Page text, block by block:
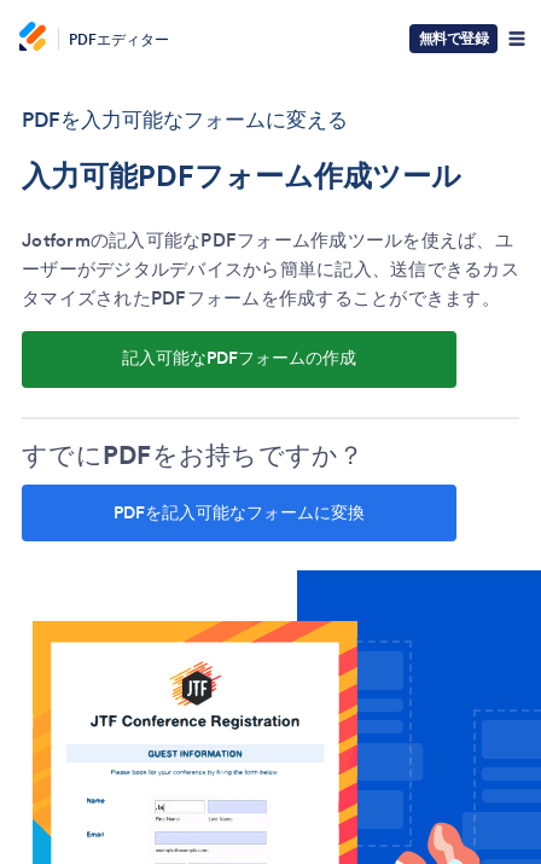
PDFエディター 無料で登録
PDFを入力可能なフォームに変える
入力可能PDFフォーム作成ツール
Jotformの記入可能なPDFフォーム作成ツールを使えば、ユ
ーザーがデジタルデバイスから簡単に記入、送信できるカス
タマイズされたPDFフォームを作成することができます。
記入可能なPDFフォームの作成
すでにPDFをお持ちですか？
PDFを記入可能なフォームに変換